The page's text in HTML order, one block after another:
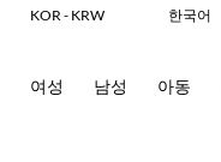
여성 남성 아동
KOR - KRW
한국어
Français